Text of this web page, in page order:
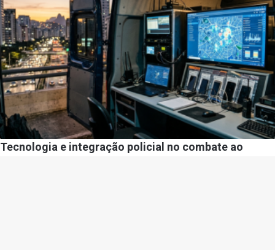
Tecnologia e integração policial no combate ao